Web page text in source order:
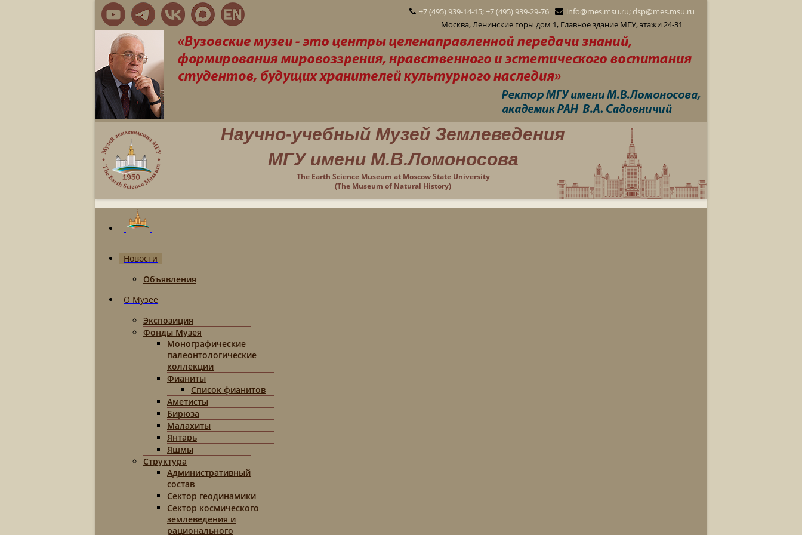
+7 (495) 939-14-15; +7 (495) 939-29-76
info@mes.msu.ru; dsp@mes.msu.ru
Москва, Ленинские горы дом 1, Главное здание МГУ, этажи 24-31
Научно-учебный Музей Землеведения
МГУ имени М.В.Ломоносова
The Earth Science Museum at Moscow State University
(The Museum of Natural History)
Новости
Объявления
О Музее
Экспозиция
Фонды Музея
Монографические
палеонтологические
коллекции
Фианиты
Список фианитов
Аметисты
Бирюза
Малахиты
Янтарь
Яшмы
Структура
Административный
состав
Сектор геодинамики
Сектор космического
землеведения и
рационального